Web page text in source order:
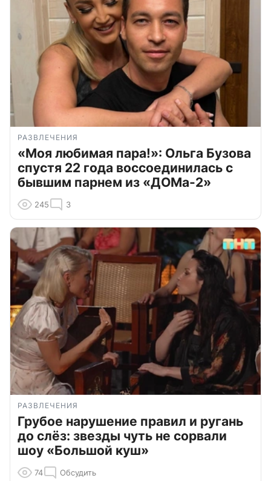
РАЗВЛЕЧЕНИЯ
«Моя любимая пара!»: Ольга Бузова
спустя 22 года воссоединилась с
бывшим парнем из «ДОМа-2»
245 3
РАЗВЛЕЧЕНИЯ
Грубое нарушение правил и ругань
до слёз: звезды чуть не сорвали
шоу «Большой куш»
74 Обсудить